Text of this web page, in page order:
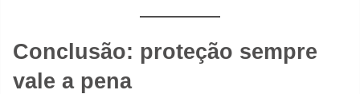
Conclusão: proteção sempre
vale a pena